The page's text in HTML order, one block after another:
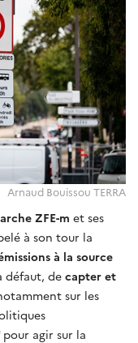
Arnaud Bouissou TERRA
ZFE-m et ses
à son tour la
à la source
défaut, de capter et
sur les
pour agir sur la